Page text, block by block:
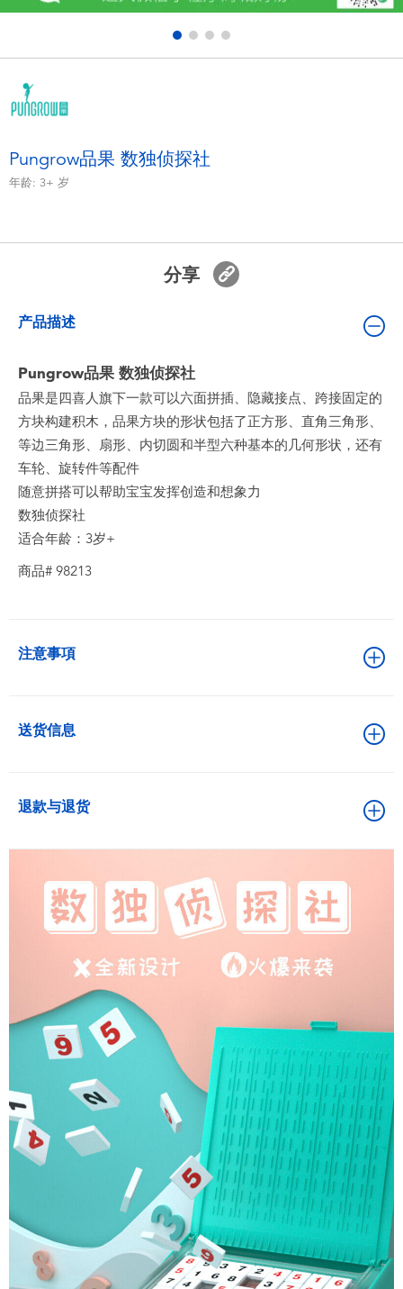
模仿，化妆及造型系列
毛绒公仔玩具
玩具促销
玩具清货
Pungrow品果 数独侦探社
年龄: 3+ 岁
分享
产品描述
Pungrow品果 数独侦探社
品果是四喜人旗下一款可以六面拼插、隐藏接点、跨接固定的
方块构建积木，品果方块的形状包括了正方形、直角三角形、
等边三角形、扇形、内切圆和半型六种基本的几何形状，还有
车轮、旋转件等配件
随意拼搭可以帮助宝宝发挥创造和想象力
数独侦探社
适合年龄：3岁+
商品# 98213
注意事項
送货信息
退款与退货